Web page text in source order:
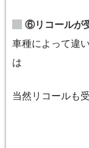
⑥リコールが
車種によって違
は
当然リコールも